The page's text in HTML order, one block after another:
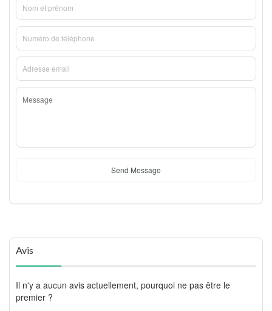
Send Message
Avis
Il n'y a aucun avis actuellement, pourquoi ne pas être le
premier ?